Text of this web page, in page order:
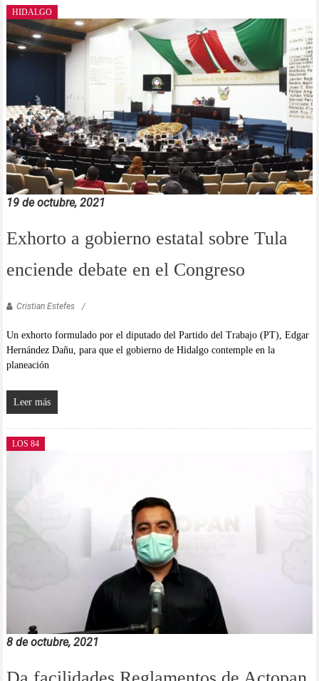
HIDALGO
19 de octubre, 2021
Exhorto a gobierno estatal sobre Tula
enciende debate en el Congreso
Cristian Estefes
Un exhorto formulado por el diputado del Partido del Trabajo (PT), Edgar
Hernández Dañu, para que el gobierno de Hidalgo contemple en la
planeación
Leer más
LOS 84
8 de octubre, 2021